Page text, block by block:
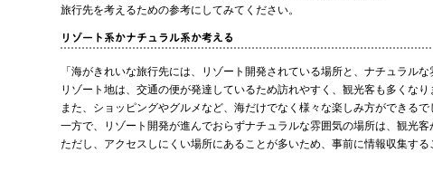
旅行先を考えるための参考にしてみてください。
リゾート系かナチュラル系か考える
「海がきれいな旅行先には、リゾート開発されている場所と、ナチュラル
リゾート地は、交通の便が発達しているため訪れやすく、観光客も多くなり
また、ショッピングやグルメなど、海だけでなく様々な楽しみ方ができるで
一方で、リゾート開発が進んでおらずナチュラルな雰囲気の場所は、観光
ただし、アクセスしにくい場所にあることが多いため、事前に情報収集する